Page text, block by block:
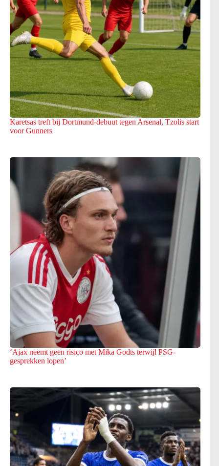
Karetsas treft bij Dortmund-debuut tegen Arsenal, Tzolis start
voor Gunners
‘Ajax neemt geen risico met Mika Godts terwijl PSG-
gesprekken lopen’